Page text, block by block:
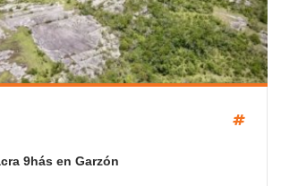
9hás en Garzón